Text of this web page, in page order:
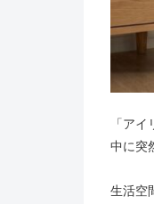
「ア
中に突
生活空